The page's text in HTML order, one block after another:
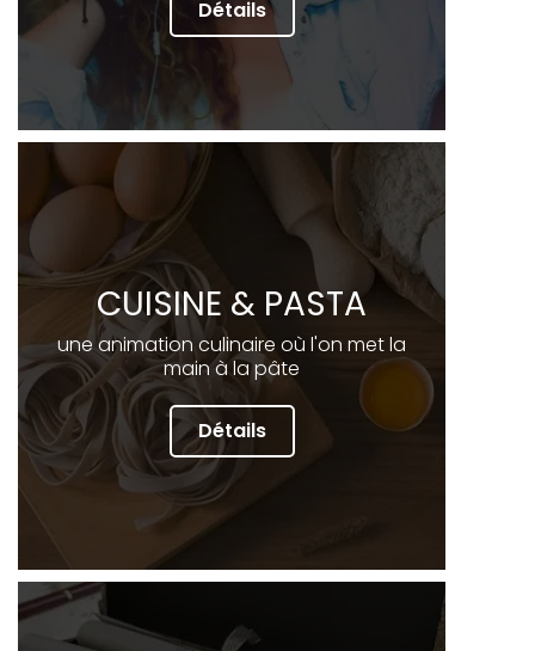
Détails
CUISINE & PASTA
une animation culinaire où l'on met la
main à la pâte
Détails